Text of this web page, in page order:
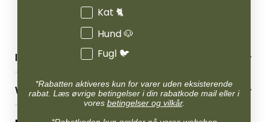
INFORMATION
Betingelser & vilkår
Reklamations- & fortrydelsesret
Levering & afhentning
VORES BUTIK
Kat 🐈
Hund 🐶
Fugl 🐦
*Rabatten aktiveres kun for varer uden eksisterende
rabat. Læs øvrige betingelser i din rabatkode mail eller i
vores betingelser og vilkår.